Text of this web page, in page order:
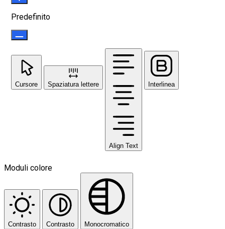
Predefinito
Cursore Spaziatura lettere
Align Text
Interlinea
Moduli colore
Contrasto Contrasto Monocromatico